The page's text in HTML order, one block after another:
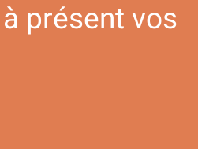
présent vos